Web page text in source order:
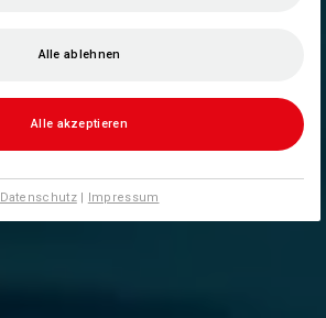
Alle ablehnen
Alle akzeptieren
Datenschutz| Impressum